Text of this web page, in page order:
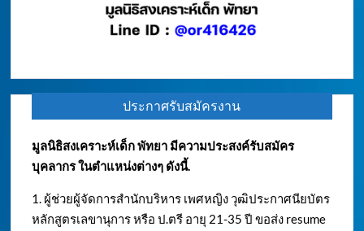
ประกาศรับสมัครงาน
มูลนิธิสงเคราะห์เด็ก พัทยา มีความประสงค์รับสมัคร
บุคลากร ในตำแหน่งต่างๆ ดังนี้.
1. ผู้ช่วยผู้จัดการสำนักบริหาร เพศหญิง วุฒิประกาศนียบัตร
หลักสูตรเลขานุการ หรือ ป.ตรี อายุ 21-35 ปี ขอส่ง resume